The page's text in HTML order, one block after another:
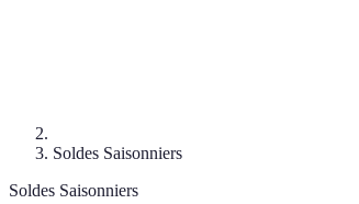
Soldes Saisonniers
Soldes Saisonniers